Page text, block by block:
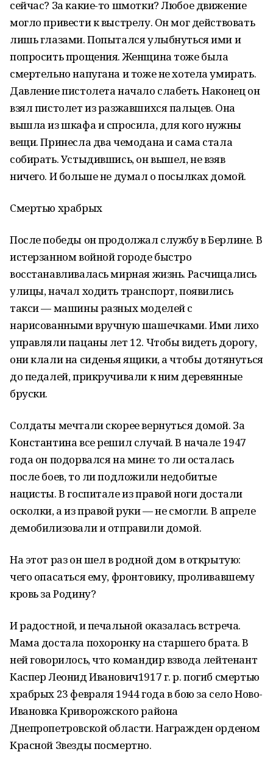
сейчас? За какие-то шмотки? Любое движение
могло привести к выстрелу. Он мог действовать
лишь глазами. Попытался улыбнуться ими и
попросить прощения. Женщина тоже была
смертельно напугана и тоже не хотела умирать.
Давление пистолета начало слабеть. Наконец он
взял пистолет из разжавшихся пальцев. Она
вышла из шкафа и спросила, для кого нужны
вещи. Принесла два чемодана и сама стала
собирать. Устыдившись, он вышел, не взяв
ничего. И больше не думал о посылках домой.
Смертью храбрых
После победы он продолжал службу в Берлине. В
истерзанном войной городе быстро
восстанавливалась мирная жизнь. Расчищались
улицы, начал ходить транспорт, появились
такси — машины разных моделей с
нарисованными вручную шашечками. Ими лихо
управляли пацаны лет 12. Чтобы видеть дорогу,
они клали на сиденья ящики, а чтобы дотянуться
до педалей, прикручивали к ним деревянные
бруски.
Солдаты мечтали скорее вернуться домой. За
Константина все решил случай. В начале 1947
года он подорвался на мине: то ли осталась
после боев, то ли подложили недобитые
нацисты. В госпитале из правой ноги достали
осколки, а из правой руки — не смогли. В апреле
демобилизовали и отправили домой.
На этот раз он шел в родной дом в открытую:
чего опасаться ему, фронтовику, проливавшему
кровь за Родину?
И радостной, и печальной оказалась встреча.
Мама достала похоронку на старшего брата. В
ней говорилось, что командир взвода лейтенант
Каспер Леонид Иванович1917 г. р. погиб смертью
храбрых 23 февраля 1944 года в бою за село Ново-
Ивановка Криворожского района
Днепропетровской области. Награжден орденом
Красной Звезды посмертно.